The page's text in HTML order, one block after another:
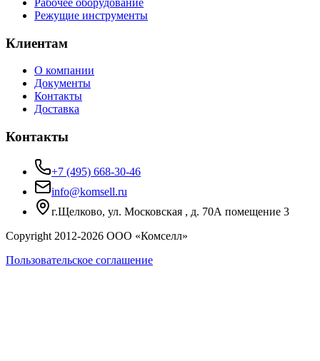
Рабочее оборудование
Режущие инструменты
Клиентам
О компании
Документы
Контакты
Доставка
Контакты
+7 (495) 668-30-46
info@komsell.ru
г.Щелково, ул. Московская , д. 70А помещение 3
Copyright 2012-2026 ООО «Комселл»
Пользовательское соглашение